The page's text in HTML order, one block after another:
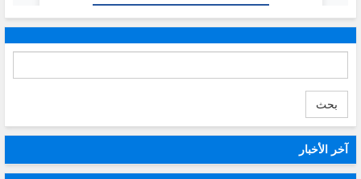
بحث
آخر الأخبار